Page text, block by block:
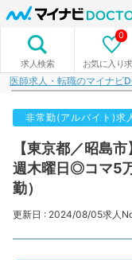
求人検索 お気に入り
0
医師求人・転職のマイナビ
非常勤(アルバイト)求
【東京都／昭島
週木曜日◎コマ5
勤）
更新日 : 2024/08/05求人